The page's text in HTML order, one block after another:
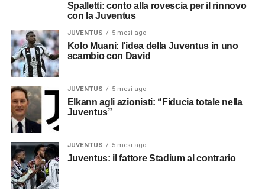
Spalletti: conto alla rovescia per il rinnovo
con la Juventus
JUVENTUS 5 mesi ago
Kolo Muani: l’idea della Juventus in uno
scambio con David
JUVENTUS 5 mesi ago
Elkann agli azionisti: “Fiducia totale nella
Juventus”
JUVENTUS 5 mesi ago
Juventus: il fattore Stadium al contrario